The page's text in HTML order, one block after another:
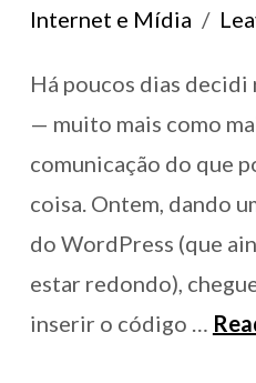
Internet e Mídia
Há poucos dias
— muito mais como
comunicação do que
coisa. Ontem, dando
do WordPress (que
estar redondo),
inserir o código …